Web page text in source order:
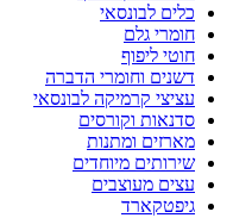
כלים לבונסאי
חומרי גלם
חוטי ליפוף
דשנים וחומרי הדברה
עציצי קרמיקה לבונסאי
סדנאות וקורסים
מארזים ומתנות
שירותים מיוחדים
עצים מעוצבים
גיפטקארד